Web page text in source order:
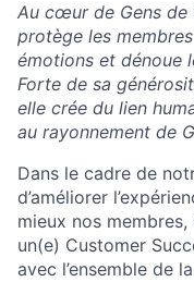
Au cœur de Gens de
protège les
émotions et dénoue
Forte de sa
elle crée du lien
au rayonnement de
Dans le cadre de
d’améliorer
mieux nos
un(e) Customer
avec l’ensemble de